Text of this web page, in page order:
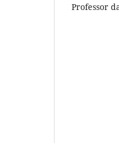
Professor